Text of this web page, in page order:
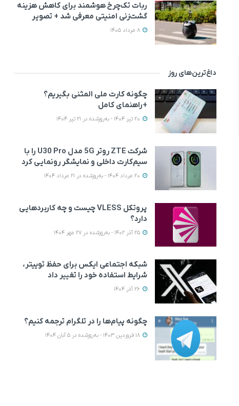
ربات تک‌چرخ هوشمند برای کاهش هزینه
گشت‌زنی امنیتی معرفی شد + تصویر
داغ‌ترین‌های روز
چگونه کارت ملی المثنی بگیریم؟
+راهنمای کامل
شرکت ZTE روتر 5G مدل U30 Pro را با
سیم‌کارت داخلی و نمایشگر رونمایی کرد
پروتکل VLESS چیست و چه کاربردهایی
دارد؟
شبکه اجتماعی ایکس برای حفظ توییتر،
شرایط استفاده خود را تغییر داد
چگونه پیام‌ها را در تلگرام ترجمه کنیم؟